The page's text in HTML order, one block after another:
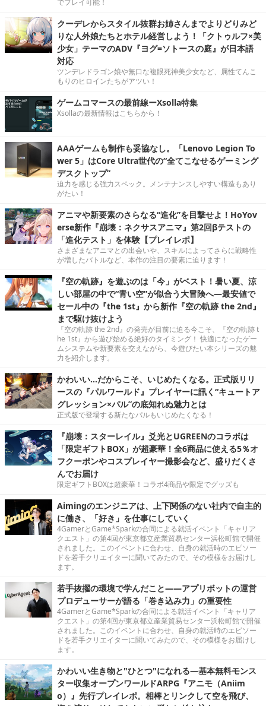
クーデレからスタイル抜群お姉さんまでよりどりみど
りな人外娘たちとホテル経営しよう！「クトゥルフ×美
少女」テーマのADV『ヨグ=ソトースの庭』が日本語
対応
ツンデレドラゴン娘や無口な複眼死神美少女など、属性てんこ
もりのヒロインたちがアツい！
ゲームコマースの最前線ーXsolla特集
Xsollaの最新情報はこちらから！
AAAゲームも制作も妥協なし。「Lenovo Legion To
wer 5」はCore Ultra世代の“全てこなせるゲーミング
デスクトップ”
迫力を感じる強力スペック。メンテナンスしやすい構造もあり
がたい！
アニマや新要素のさらなる“進化”を目撃せよ！HoYov
erse新作『崩壊：ネクサスアニマ』第2回βテストの
「進化テスト」を体験【プレイレポ】
さまざまなアニマとの出会いや、スキルによってさらに戦略性
が増したバトルなど、本作の注目の要素に迫ります！
『空の軌跡』を遊ぶのは「今」がベスト！暑い夏、涼
しい部屋の中で“青い空”が似合う大冒険へ―最安値で
セール中の『the 1st』から新作『空の軌跡 the 2nd』
まで駆け抜けよう
『空の軌跡 the 2nd』の発売が目前に迫る今こそ、『空の軌跡 t
he 1st』から遊び始める絶好のタイミング！ 快適になったゲー
ムシステムや新要素を交えながら、今遊びたい本シリーズの魅
力を紹介します。
かわいい…だからこそ、いじめたくなる。正式版リリ
ースの『パルワールド』プレイヤーに訊く“キュートア
グレッション×パル”の底知れぬ魅力とは
正式版で登場する新たなパルもいじめたくなる！
『崩壊：スターレイル』爻光とUGREENのコラボは
「限定ギフトBOX」が超豪華！全6商品に使える5％オ
フクーポンやコスプレイヤー撮影会など、盛りだくさ
んでお届け
限定ギフトBOXは超豪華！コラボ4商品や限定でグッズも
Aimingのエンジニアは、上下関係のない社内で自主的
に働き、「好き」を仕事にしていく
4GamerとGame*Sparkの合同による就活イベント「キャリア
クエスト」の第4回が東京都立産業貿易センター浜松町館で開催
されました。このイベントに合わせ、自身の就活時のエピソー
ドを若手クリエイターに聞いてみたので、その模様をお届けし
ます。
若手抜擢の環境で学んだこと――アプリボットの運営
プロデューサーが語る「巻き込み力」の重要性
4GamerとGame*Sparkの合同による就活イベント「キャリア
クエスト」の第4回が東京都立産業貿易センター浜松町館で開催
されました。このイベントに合わせ、自身の就活時のエピソー
ドを若手クリエイターに聞いてみたので、その模様をお届けし
ます。
かわいい生き物と"ひとつ"になれる―基本無料モンス
ター収集オープンワールドARPG『アニモ（Aniim
o）』先行プレイレポ。相棒とリンクして空を飛び、